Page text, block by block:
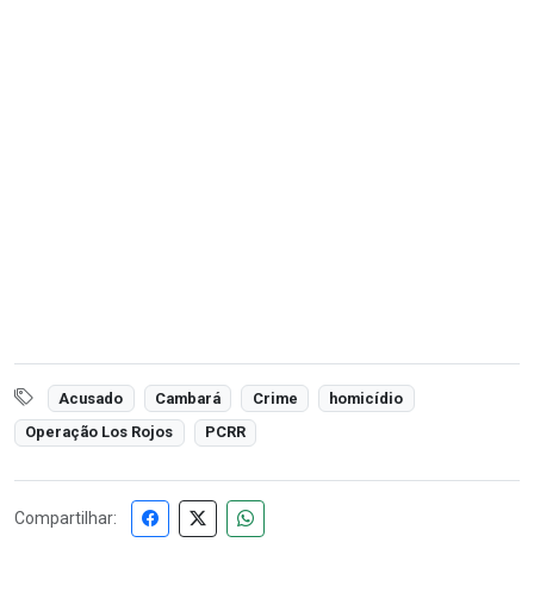
Acusado Cambará Crime
homicídio
Operação Los Rojos
PCRR
Compartilhar: